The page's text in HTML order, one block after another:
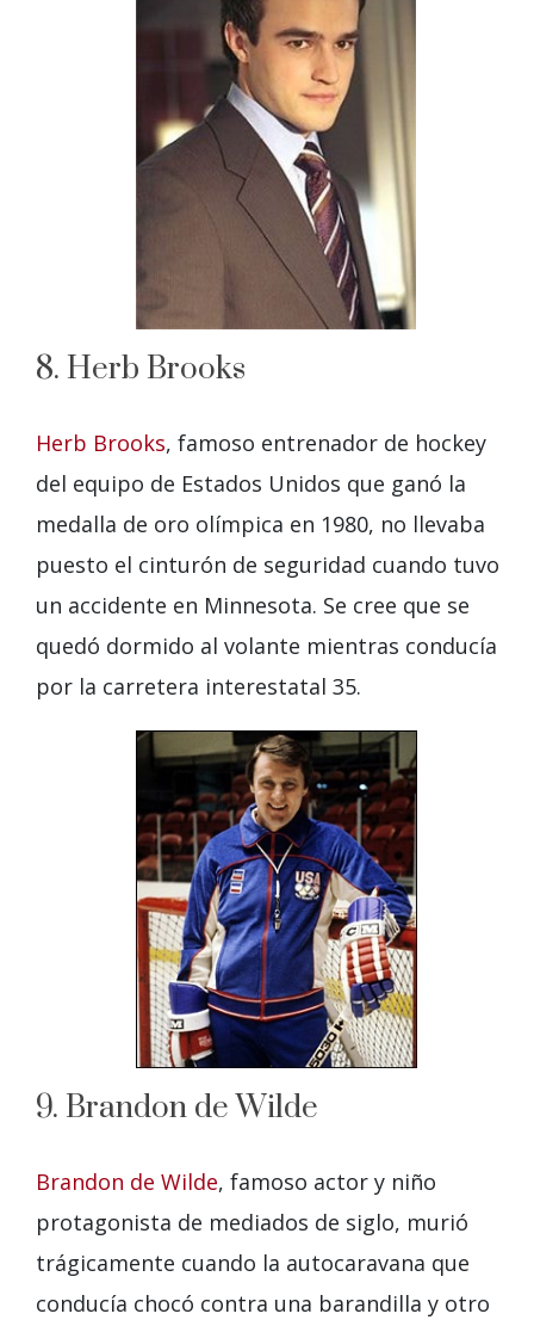
8. Herb Brooks
Herb Brooks, famoso entrenador de hockey
del equipo de Estados Unidos que ganó la
medalla de oro olímpica en 1980, no llevaba
puesto el cinturón de seguridad cuando tuvo
un accidente en Minnesota. Se cree que se
quedó dormido al volante mientras conducía
por la carretera interestatal 35.
9. Brandon de Wilde
Brandon de Wilde, famoso actor y niño
protagonista de mediados de siglo, murió
trágicamente cuando la autocaravana que
conducía chocó contra una barandilla y otro